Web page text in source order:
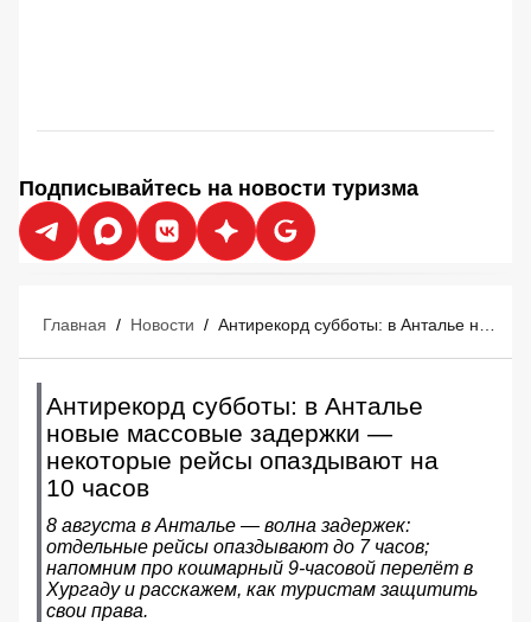
Подписывайтесь на новости туризма
Главная / Новости /
Антирекорд субботы: в Анталье
новые массовые задержки —
некоторые рейсы опаздывают на
10 часов
8 августа в Анталье — волна задержек:
отдельные рейсы опаздывают до 7 часов;
напомним про кошмарный 9‑часовой перелёт в
Хургаду и расскажем, как туристам защитить
свои права.